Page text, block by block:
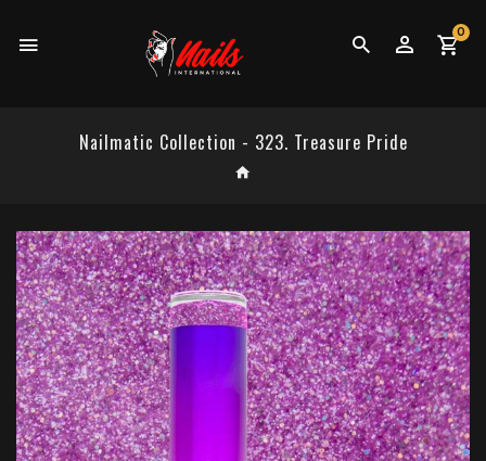
0
Nailmatic Collection - 323. Treasure Pride